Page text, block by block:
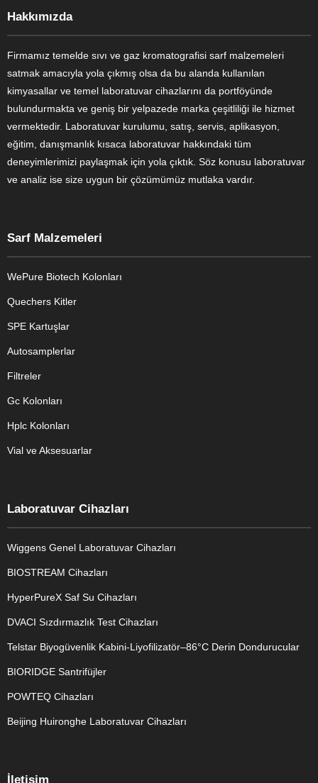
Hakkımızda
Firmamız temelde sıvı ve gaz kromatografisi sarf malzemeleri
satmak amacıyla yola çıkmış olsa da bu alanda kullanılan
kimyasallar ve temel laboratuvar cihazlarını da portföyünde
bulundurmakta ve geniş bir yelpazede marka çeşitliliği ile hizmet
vermektedir. Laboratuvar kurulumu, satış, servis, aplikasyon,
eğitim, danışmanlık kısaca laboratuvar hakkındaki tüm
deneyimlerimizi paylaşmak için yola çıktık. Söz konusu laboratuvar
ve analiz ise size uygun bir çözümümüz mutlaka vardır.
Sarf Malzemeleri
WePure Biotech Kolonları
Quechers Kitler
SPE Kartuşlar
Autosamplerlar
Filtreler
Gc Kolonları
Hplc Kolonları
Vial ve Aksesuarlar
Laboratuvar Cihazları
Wiggens Genel Laboratuvar Cihazları
BIOSTREAM Cihazları
HyperPureX Saf Su Cihazları
DVACI Sızdırmazlık Test Cihazları
Telstar Biyogüvenlik Kabini-Liyofilizatör–86°C Derin Dondurucular
BIORIDGE Santrifüjler
POWTEQ Cihazları
Beijing Huironghe Laboratuvar Cihazları
İletişim